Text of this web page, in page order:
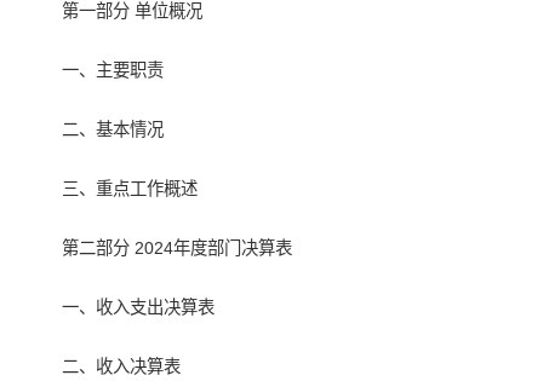
第一部分 单位概况
一、主要职责
二、基本情况
三、重点工作概述
第二部分 2024年度部门决算表
一、收入支出决算表
二、收入决算表